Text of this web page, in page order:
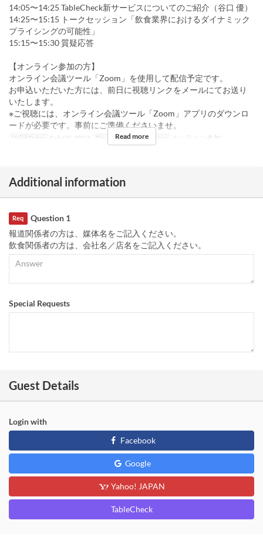
14:05〜14:25 TableCheck新サービスについてのご紹介（谷口 優）
14:25〜15:15 トークセッション「飲食業界におけるダイナミック
プライシングの可能性」
15:15〜15:30 質疑応答
【オンライン参加の方】
オンライン会議ツール「Zoom」を使用して配信予定です。
お申込いただいた方には、前日に視聴リンクをメールにてお送り
いたします。
※ご視聴には、オンライン会議ツール「Zoom」アプリのダウンロ
ードが必要です。事前にご準備くださいませ。
Valid Dates Feb 09, 2024 Days F Seat Category オンライン参加
Read more
Additional information
Question 1
Req
報道関係者の方は、媒体名をご記入ください。
飲食関係者の方は、会社名／店名をご記入ください。
Special Requests
Guest Details
Login with
Facebook
Google
Yahoo! JAPAN
TableCheck